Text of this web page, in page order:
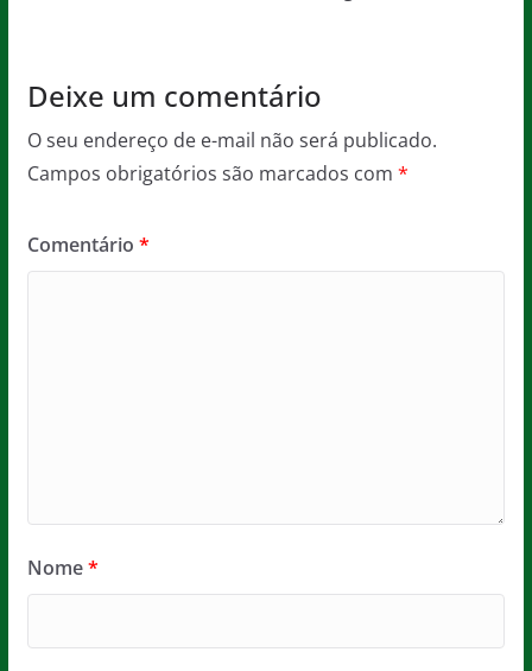
Deixe um comentário
O seu endereço de e-mail não será publicado.
Campos obrigatórios são marcados com *
Comentário *
Nome*